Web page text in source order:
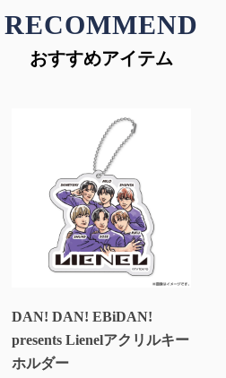
RECOMMEND
おすすめアイテム
DAN! DAN! EBiDAN!
presents Lienelアクリルキー
ホルダー